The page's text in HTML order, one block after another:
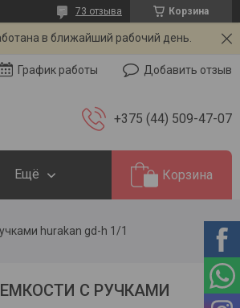
Корзина
73 отзыва
в ближайший рабочий день.
График работы Добавить отзыв
+375 (44) 509-47-07
Ещё Корзина
hurakan gd-h 1/1
С РУЧКАМИ